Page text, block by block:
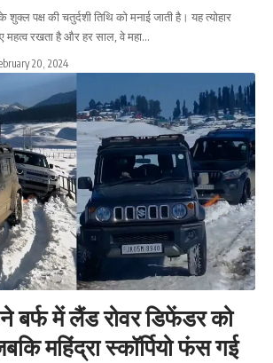
शुक्ल पक्ष की चतुर्दशी तिथि को मनाई जाती है। यह त्योहार
महत्व रखता है और हर साल, वे महा…
20, 2024
ने बर्फ में लैंड रोवर डिफेंडर को
महिंद्रा स्कॉर्पियो फंस गई